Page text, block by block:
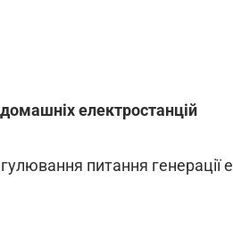
електростанцій
питання генерації